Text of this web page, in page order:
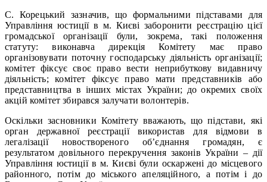
С. Корецький зазначив, що формальними підставами для
Управління юстиції в м. Києві заборонити реєстрацію цієї
громадської організації були, зокрема, такі положення
статуту: виконавча дирекція Комітету має право
організовувати поточну господарську діяльність організації;
комітет фіксує своє право вести неприбуткову видавничу
діяльність; комітет фіксує право мати представників або
представництва в інших містах України; до окремих своїх
акцій комітет збирався залучати волонтерів.
Оскільки засновники Комітету вважають, що підстави, які
орган державної реєстрації використав для відмови в
легалізації новоствореного об’єднання громадян, є
результатом довільного перекручення законів України – дії
Управління юстиції в м. Києві були оскаржені до місцевого
районного, потім до міського апеляційного, а потім і до